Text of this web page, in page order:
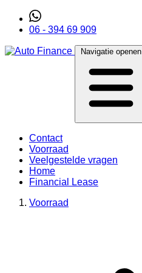
06 - 394 69 909
Navigatie openen
Contact
Voorraad
Veelgestelde vragen
Home
Financial Lease
Voorraad